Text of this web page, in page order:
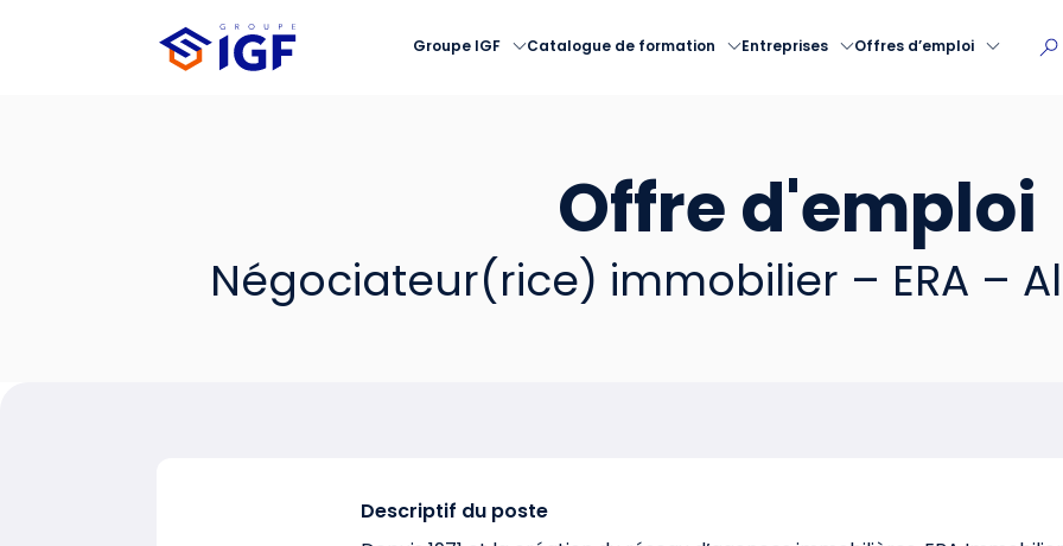
Groupe IGF Catalogue de formation Entreprises Offres d’emploi
Offre d'emploi
Négociateur(rice) immobilier – ERA –
Descriptif du poste